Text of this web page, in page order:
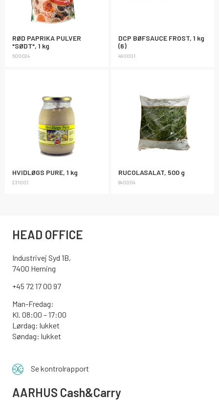
RØD PAPRIKA PULVER
*SØDT*, 1 kg
600024
DCP BØFSAUCE FROST, 1 kg
(6)
490001
HVIDLØGS PURE, 1 kg
231001
RUCOLASALAT, 500 g
840004
HEAD OFFICE
Industrivej Syd 1B,
7400 Herning
+45 72 17 00 97
Man-Fredag:
Kl. 08:00 – 17:00
Lørdag: lukket
Søndag: lukket
Se kontrolrapport
AARHUS Cash&Carry